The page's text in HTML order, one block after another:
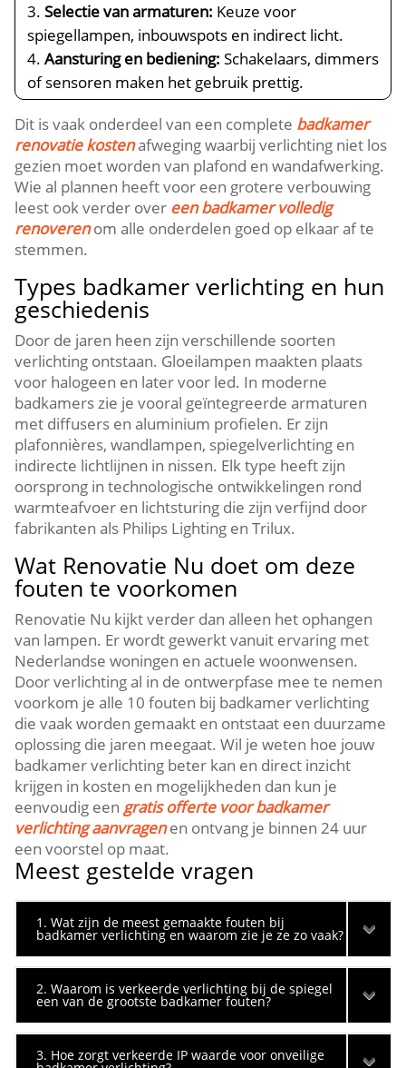
Selectie van armaturen: Keuze voor
spiegellampen, inbouwspots en indirect licht.​
Aansturing en bediening: Schakelaars, dimmers
of sensoren maken het gebruik prettig.​
Dit is vaak onderdeel van een complete badkamer
renovatie kostenafweging waarbij verlichting niet los
gezien moet worden van plafond en wandafwerking.​
Wie al plannen heeft voor een grotere verbouwing
leest ook verder over een badkamer volledig
renoverenom alle onderdelen goed op elkaar af te
stemmen.​
Types badkamer verlichting en hun
geschiedenis
Door de jaren heen zijn verschillende soorten
verlichting ontstaan.​ Gloeilampen maakten plaats
voor halogeen en later voor led.​ In moderne
badkamers zie je vooral geïntegreerde armaturen
met diffusers en aluminium profielen.​ Er zijn
plafonnières, wandlampen, spiegelverlichting en
indirecte lichtlijnen in nissen.​ Elk type heeft zijn
oorsprong in technologische ontwikkelingen rond
warmteafvoer en lichtsturing die zijn verfijnd door
fabrikanten als Philips Lighting en Trilux.​
Wat Renovatie Nu doet om deze
fouten te voorkomen
Renovatie Nu kijkt verder dan alleen het ophangen
van lampen.​ Er wordt gewerkt vanuit ervaring met
Nederlandse woningen en actuele woonwensen.​
Door verlichting al in de ontwerpfase mee te nemen
voorkom je alle 10 fouten bij badkamer verlichting
die vaak worden gemaakt en ontstaat een duurzame
oplossing die jaren meegaat.​ Wil je weten hoe jouw
badkamer verlichting beter kan en direct inzicht
krijgen in kosten en mogelijkheden dan kun je
eenvoudig eengratis offerte voor badkamer
verlichting aanvragenen ontvang je binnen 24 uur
een voorstel op maat.​
Meest gestelde vragen
1. Wat zijn de meest gemaakte fouten bij
badkamer verlichting en waarom zie je ze zo vaak?
2. Waarom is verkeerde verlichting bij de spiegel
een van de grootste badkamer fouten?
3. Hoe zorgt verkeerde IP waarde voor onveilige